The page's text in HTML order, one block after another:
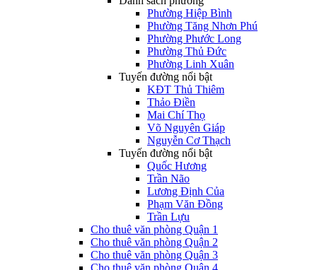
Phường Hiệp Bình
Phường Tăng Nhơn Phú
Phường Phước Long
Phường Thủ Đức
Phường Linh Xuân
Tuyến đường nổi bật
KĐT Thủ Thiêm
Thảo Điền
Mai Chí Thọ
Võ Nguyên Giáp
Nguyễn Cơ Thạch
Tuyến đường nổi bật
Quốc Hương
Trần Não
Lương Định Của
Phạm Văn Đồng
Trần Lựu
Cho thuê văn phòng Quận 1
Cho thuê văn phòng Quận 2
Cho thuê văn phòng Quận 3
Cho thuê văn phòng Quận 4